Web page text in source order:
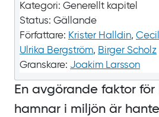
Kategori: Generellt kapitel
Status: Gällande
Författare: Krister Halldin,
Ulrika Bergström, Birger Scholz
Granskare: Joakim Larsson
En avgörande faktor för
hamnar i miljön är